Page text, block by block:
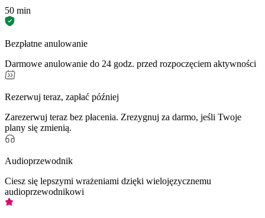
50 min
Bezpłatne anulowanie
Darmowe anulowanie do 24 godz. przed rozpoczęciem aktywności
Rezerwuj teraz, zapłać później
Zarezerwuj teraz bez płacenia. Zrezygnuj za darmo, jeśli Twoje
plany się zmienią.
Audioprzewodnik
Ciesz się lepszymi wrażeniami dzięki wielojęzycznemu
audioprzewodnikowi